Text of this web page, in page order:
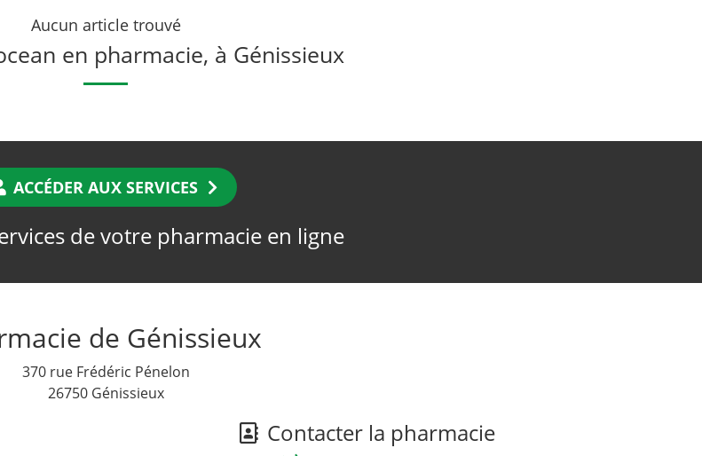
Aucun article trouvé
en pharmacie, à Génissieux
ACCÉDER AUX SERVICES
de votre pharmacie en ligne
de Génissieux
370 rue Frédéric Pénelon
26750 Génissieux
Contacter la pharmacie